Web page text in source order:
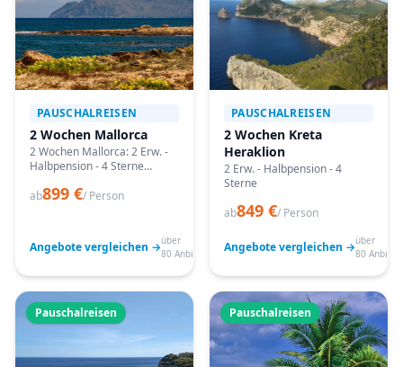
PAUSCHALREISEN
2 Wochen Mallorca
2 Wochen Mallorca: 2 Erw. -
Halbpension - 4 Sterne
passende Termine prüfen
ab899 €/ Person
Angebote vergleichen →über
80 Anbieter
PAUSCHALREISEN
2 Wochen Kreta
Heraklion
2 Erw. - Halbpension - 4
Sterne
ab849 €/ Person
Angebote vergleichen →über
80
Pauschalreisen Pauschalreisen